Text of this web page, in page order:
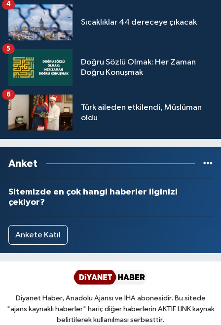
Sıcaklıklar 44 dereceye çıkacak
4
Doğru Sözlü Olmak: Her Zaman
Doğru Konuşmak
5
Türk aileden etkilendi, Müslüman
oldu
6
Anket
Sitemizde en çok hangi haberler ilginizi
çekiyor?
Ankete Katıl
Diyanet Haber, Anadolu Ajansı ve İHA abonesidir. Bu sitede
"ajans kaynaklı haberler" hariç diğer haberlerin AKTİF LİNK kaynak
belirtilerek kullanılması serbesttir.
Trabzon Müftülüğü
Tunceli Müftülüğü
Uşak Müftülüğü
Van Müftülüğü
Yalova Müftülüğü
Yozgat Müftülüğü